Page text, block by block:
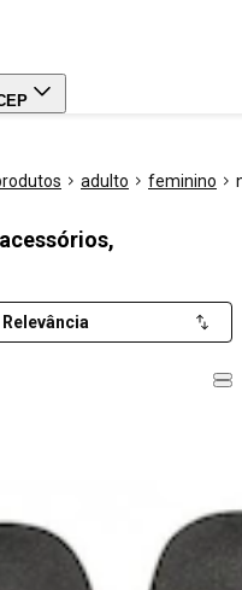
adulto feminino
Relevância